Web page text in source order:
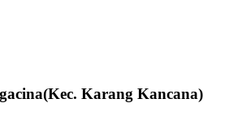
(Kec. Karang Kancana)